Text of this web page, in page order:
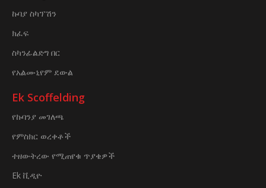
ኩባያ ስካፕሽን
ክፈፍ
ስካንፊልድግ በር
የአልሙኒየም ደውል
Ek Scoffelding
የኩባንያ መገለጫ
የምስክር ወረቀቶች
ተዘውትረው የሚጠየቁ ጥያቄዎች
Ek ቪዲዮ